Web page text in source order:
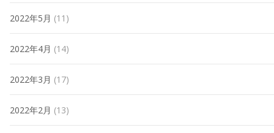
2022年5月 (11)
2022年4月 (14)
2022年3月 (17)
2022年2月 (13)